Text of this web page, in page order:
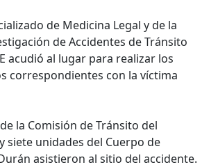
de Medicina Legal y de la
de Accidentes de Tránsito
acudió al lugar para realizar los
correspondientes con la víctima
la Comisión de Tránsito del
siete unidades del Cuerpo de
asistieron al sitio del accidente.